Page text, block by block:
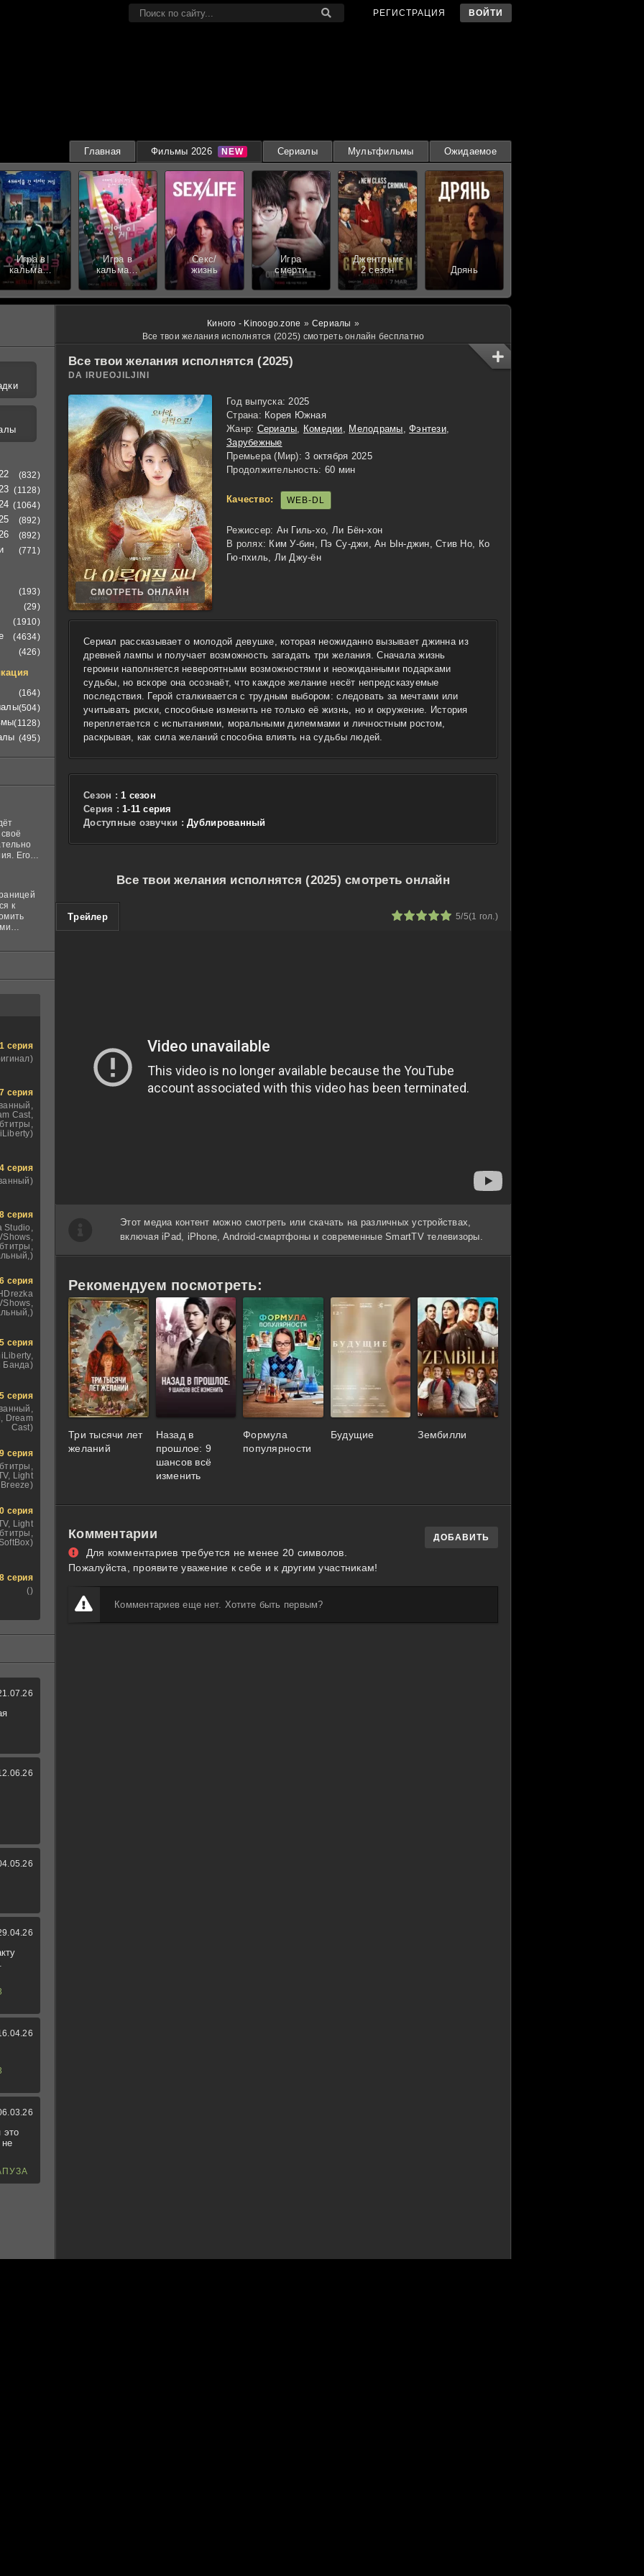
РЕГИСТРАЦИЯ ВОЙТИ
Главная Фильмы 2026 Сериалы Мультфильмы Ожидаемое
Игра в
кальмара
3 сезон
Игра в
кальмара
2 сезон
Секс/
жизнь
Игра
смерти
Джентльмены
2 сезон
Дрянь
Киного - Kinoogo.zone » Сериалы »
Все твои желания исполнятся (2025) смотреть онлайн бесплатно
Все твои желания исполнятся (2025)
DA IRUEOJILJINI
СМОТРЕТЬ ОНЛАЙН
Год выпуска: 2025
Страна: Корея Южная
Жанр: Сериалы, Комедии, Мелодрамы,Фэнтези,
Зарубежные
Премьера (Мир): 3 октября 2025
Продолжительность: 60 мин
Качество: WEB-DL
Режиссер: Ан Гиль-хо, Ли Бён-хон
В ролях: Ким У-бин, Пэ Су-джи, Ан Ын-джин, Стив Но, Ко
Гю-пхиль, Ли Джу-ён
Сериал рассказывает о молодой девушке, которая неожиданно вызывает джинна из
древней лампы и получает возможность загадать три желания. Сначала жизнь
героини наполняется невероятными возможностями и неожиданными подарками
судьбы, но вскоре она осознаёт, что каждое желание несёт непредсказуемые
последствия. Герой сталкивается с трудным выбором: следовать за мечтами или
учитывать риски, способные изменить не только её жизнь, но и окружение. История
переплетается с испытаниями, моральными дилеммами и личностным ростом,
раскрывая, как сила желаний способна влиять на судьбы людей.
Сезон : 1 сезон
Cерия : 1-11 серия
Доступные озвучки : Дублированный
Все твои желания исполнятся (2025) смотреть онлайн
Трейлер 5/5(1 гол.)
Этот медиа контент можно смотреть или скачать на различных устройствах,
включая iPad, iPhone, Android-смартфоны и современные SmartTV телевизоры.
Рекомендуем посмотреть:
Три тысячи лет
желаний
Назад в
прошлое: 9
шансов всё
изменить
Формула
популярности
Будущие Зембилли
Комментарии
Для комментариев требуется не менее 20 символов.
Пожалуйста, проявите уважение к себе и к другим участникам!
ДОБАВИТЬ
Комментариев еще нет. Хотите быть первым?
(832)
(1128)
(1064)
(892)
(892)
(771)
(193)
(29)
(1910)
(4634)
(426)
(164)
(504)
(1128)
(495)
Его
в
к
1 серия
7 серия
Cast,
4 серия
8 серия
Studio,
6 серия
5 серия
Банда)
5 серия
Dream
Cast)
серия
Light
Breeze)
серия
Light
SoftBox)
8 серия
()
это